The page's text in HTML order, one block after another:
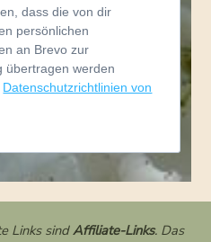
dass die von dir
persönlichen
an Brevo zur
übertragen werden
Datenschutzrichtlinien von
Links sindAffiliate-Links. Das